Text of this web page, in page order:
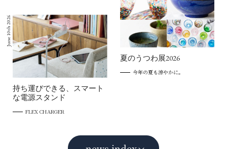
夏のうつわ展2026
今年の夏も涼やかに。
June 10th 2026
持ち運びできる、スマート
な電源スタンド
FLEX CHARGER